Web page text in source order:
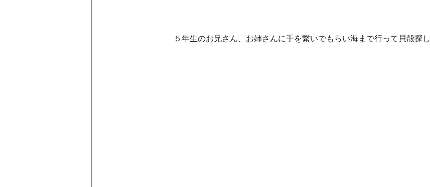
５年生のお兄さん、お姉さんに手を繋いでもらい海まで行って貝殻探し